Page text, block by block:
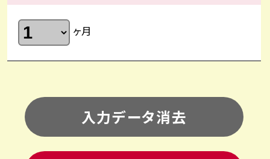
ヶ月
入力データ消去